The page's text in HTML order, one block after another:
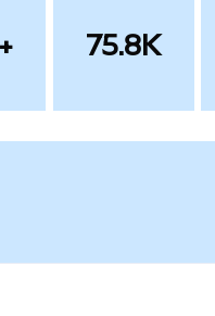
75.8K